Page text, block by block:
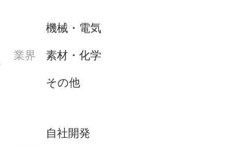
業界
機械・電気
素材・化学
その他
自社開発